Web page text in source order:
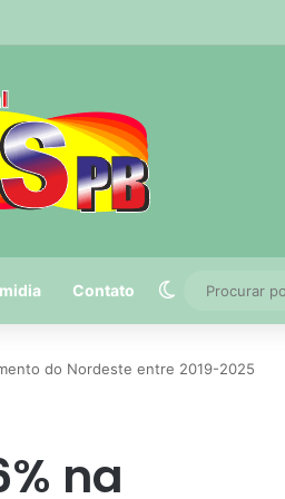
pagamento do ISS de julho
Contato Switch skin
do Nordeste entre 2019-2025
na